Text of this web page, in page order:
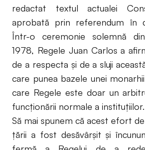
redactat textul actualei
aprobată prin referendum în
Într-o ceremonie solemnă
1978, Regele Juan Carlos a
de a respecta și de a sluji
care punea bazele unei
care Regele este doar un
funcționării normale a instituțiilor.
Să mai spunem că acest efort
țării a fost desăvârșit și